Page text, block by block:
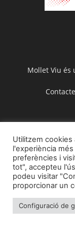
Mollet Viu
Inici
Utilitzem
l'experiència
preferències i
tot", accepteu
podeu visitar
proporcionar un
Configuració de